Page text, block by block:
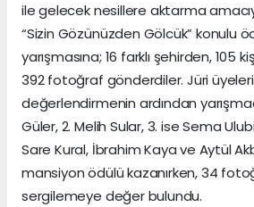
ile gelecek nesillere aktarma
“Sizin Gözünüzden Gölcük” konulu
yarışmasına; 16 farklı şehirden, 105
392 fotoğraf gönderdiler. Jüri
değerlendirmenin ardından
Güler, 2. Melih Sular, 3. ise Sema
Sare Kural, İbrahim Kaya ve Aytül
mansiyon ödülü kazanırken, 34
sergilemeye değer bulundu.